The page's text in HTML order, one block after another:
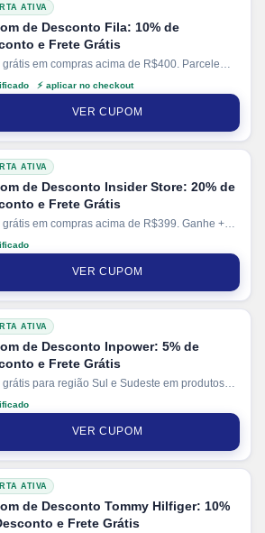
ATIVA
de Desconto Fila: 10% de
e Frete Grátis
grátis em compras acima de R$400. Parcele
compras em até 10x sem juros no cartão. Ganhe
de desconto em pagamentos via PIX.
⚡ aplicar no checkout
VER CUPOM
ATIVA
de Desconto Insider Store: 20% de
e Frete Grátis
grátis em compras acima de R$399. Ganhe +
desconto em pagamentos via PIX.
VER CUPOM
ATIVA
de Desconto Inpower: 5% de
e Frete Grátis
grátis para região Sul e Sudeste em produtos
Parcele suas compras em até 12x sem
no cartão. Ganhe + 15% de desconto em
via PIX.VER CUPOM
ATIVA
de Desconto Tommy Hilfiger: 10%
e Frete Grátis